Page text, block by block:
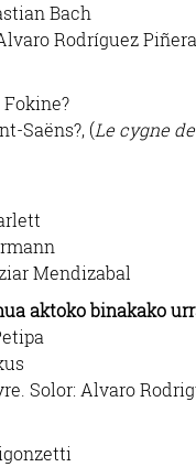
Bach
Rodríguez Piñera
Saëns?, (Le cygne
Mendizabal
aktoko binakako
Solor: Alvaro